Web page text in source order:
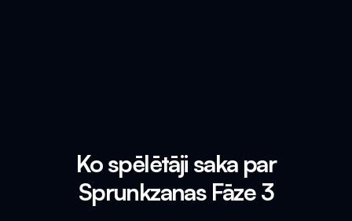
Ko spēlētāji saka par
Sprunkzanas Fāze 3